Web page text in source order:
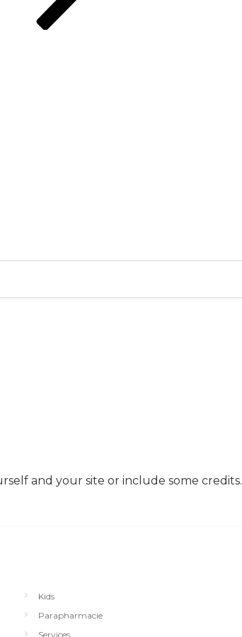
and your site or include some credits.
Kids
Parapharmacie
Services